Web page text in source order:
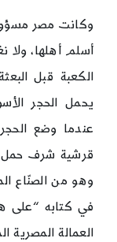
وكانت مصر
أسلم أهلها، ولا
الكعبة قبل
يحمل الحجر
عندما وضع
قرشية شرف حمل
وهو من الصنّاع
في كتابه “على
العمالة المصرية